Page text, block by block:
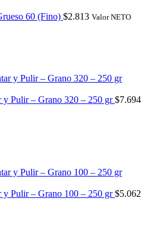
60 (Fino) $2.813 Valor NETO
y Pulir – Grano 320 – 250 gr$7.694
y Pulir – Grano 100 – 250 gr$5.062